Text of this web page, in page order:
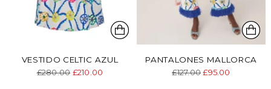
VESTIDO CELTIC AZUL
Precio
£280.00 £210.00
PANTALONES MALLORCA
Precio
£127.00 £95.00